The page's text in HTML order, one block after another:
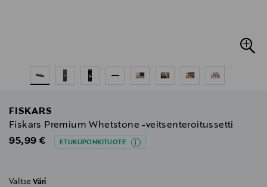
FISKARS
Fiskars Premium Whetstone -veitsenteroitussetti
Original Price
95,99 € ETUKUPONKITUOTE
Valitse Väri